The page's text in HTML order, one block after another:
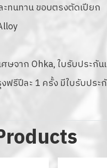
ะทนทาน ขอบตรงตัดเปียก
ษจาก Ohka, ใบรับประกั
ฟรีปีละ 1 ครั้ง มีใบรับปร